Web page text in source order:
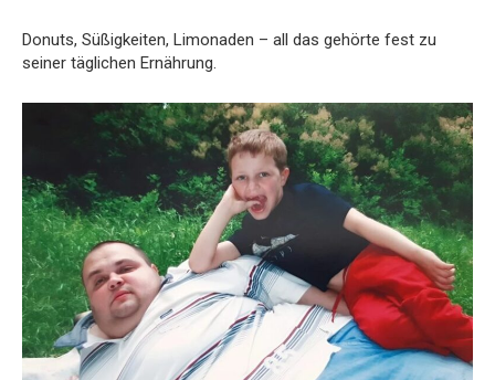
Donuts, Süßigkeiten, Limonaden – all das gehörte fest zu
seiner täglichen Ernährung.